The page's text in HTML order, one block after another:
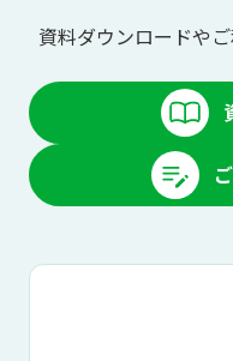
資料ダウンロードや